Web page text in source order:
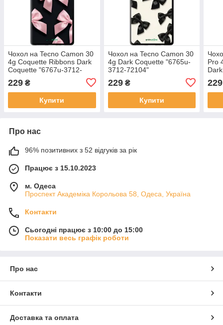
Чохол на Tecno Camon 30
4g Coquette Ribbons Dark
Coquette "6767u-3712-
229 ₴
Купити
Чохол на Tecno Camon 30
4g Dark Coquette "6765u-
3712-72104"
229₴
Купити
Pro
229
Про нас
96% позитивних з 52 відгуків за рік
Працює з 15.10.2023
м. Одеса
Проспект Академіка Корольова 58, Одеса, Україна
Контакти
Сьогодні працює з 10:00 до 15:00
Показати весь графік роботи
Про нас
Контакти
Доставка та оплата